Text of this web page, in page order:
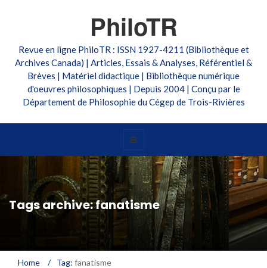
PhiloTR
Revue en ligne PhiloTR : ISSN 1927-4211 (Bibliothèque et
Archives Canada) | Articles, Essais & Analyses, Référentiel &
Brèves | Matériel didactique | Bibliothèque numérique
d'oeuvres philosophiques | Depuis 2004 | Conçu par le
Département de Philosophie du Cégep de Trois-Rivières
Tags archive: fanatisme
Home / Tag: fanatisme